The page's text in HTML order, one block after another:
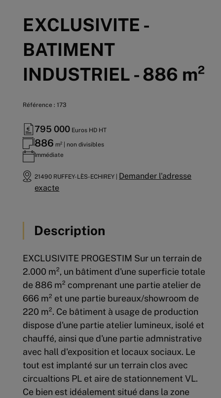
EXCLUSIVITE -
BATIMENT
INDUSTRIEL - 886 m²
Référence : 173
795 000 Euros HD HT
886 m² | non divisibles
Immédiate
21490 RUFFEY-LÈS-ECHIREY | Demander l'adresse
exacte
Description
EXCLUSIVITE PROGESTIM Sur un terrain de
2.000 m², un bâtiment d'une superficie totale
de 886 m² comprenant une partie atelier de
666 m² et une partie bureaux/showroom de
220 m². Ce bâtiment à usage de production
dispose d'une partie atelier lumineux, isolé et
chauffé, ainsi que d'une partie admnistrative
avec hall d'exposition et locaux sociaux. Le
tout est implanté sur un terrain clos avec
circualtions PL et aire de stationnement VL.
Ce bien est idéalement situé dans la zone